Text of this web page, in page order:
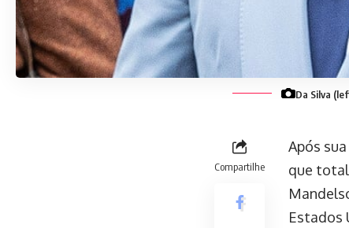
Da Silva
Compartilhe
Após
que
Estados